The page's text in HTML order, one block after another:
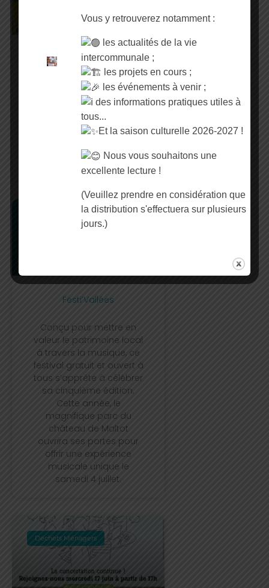
C’est un emballage ou
pas ? Syvedac
C’est un emballage ou
pas ? SYVEDAC Sur le
territoire du Syvedac, le
geste de tri est un réflexe
du quotidien. Pourtant, le
doute persiste
Festi’Vallées
Conçu pour mettre en
valeur le patrimoine local
à travers la musique, ce
festival gratuit et ouvert à
tous s’apprête à célébrer
sa cinquième édition.
Cette année, le
magnifique parc du
château de Maltot
ouvrira ses portes pour
offrir une expérience
musicale unique le
samedi 4 juillet.
Déchets Ménagers
Vous y retrouverez notamment :
les actualités de la vie
intercommunale ;
les projets en cours ;
les événements à venir ;
des informations pratiques utiles à
tous...
Et la saison culturelle 2026-2027 !
Nous vous souhaitons une
excellente lecture !
(Veuillez prendre en considération que
la distribution s'effectuera sur plusieurs
jours.)